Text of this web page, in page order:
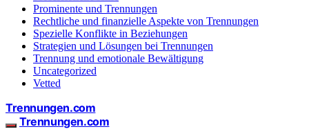
Prominente und Trennungen
Rechtliche und finanzielle Aspekte von Trennungen
Spezielle Konflikte in Beziehungen
Strategien und Lösungen bei Trennungen
Trennung und emotionale Bewältigung
Uncategorized
Vetted
Trennungen.com
Trennungen.com